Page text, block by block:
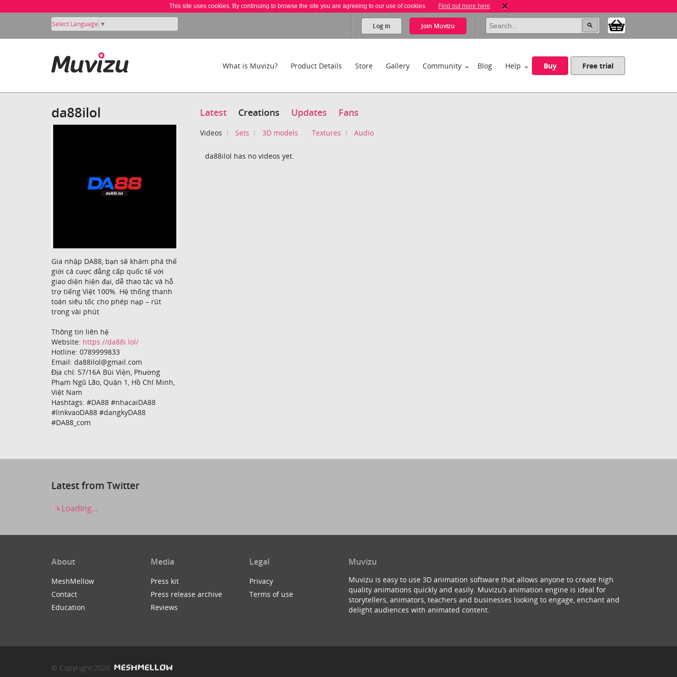
This site uses cookies. By continuing to browse the site you are agreeing to our use of cookies. Find out more here
Select Language ▼ Log in Join Muvizu
What is Muvizu? Product Details Store Gallery Community Blog Help Buy Free trial
da88ilol
Gia nhập DA88, bạn sẽ khám phá thế
giới cá cược đẳng cấp quốc tế với
giao diện hiện đại, dễ thao tác và hỗ
trợ tiếng Việt 100%. Hệ thống thanh
toán siêu tốc cho phép nạp – rút
trong vài phút
Thông tin liên hệ
Website: https://da88i.lol/
Hotline: 0789999833
Email: da88ilol@gmail.com
Địa chỉ: 57/16A Bùi Viện, Phường
Phạm Ngũ Lão, Quận 1, Hồ Chí Minh,
Việt Nam
Hashtags: #DA88 #nhacaiDA88
#linkvaoDA88 #dangkyDA88
#DA88_com
Latest Creations Updates Fans
Videos Sets 3D models Textures Audio
da88ilol has no videos yet.
Latest from Twitter
Loading...
About
MeshMellow
Contact
Education
Media
Press kit
Press release archive
Reviews
Legal
Privacy
Terms of use
Muvizu
Muvizu is easy to use 3D animation software that allows anyone to create high
quality animations quickly and easily. Muvizu’s animation engine is ideal for
storytellers, animators, teachers and businesses looking to engage, enchant and
delight audiences with animated content.
© Copyright 2026